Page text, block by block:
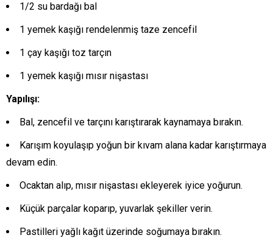
1/2 su bardağı bal
1 yemek kaşığı rendelenmiş taze zencefil
1 çay kaşığı toz tarçın
1 yemek kaşığı mısır nişastası
Yapılışı:
Bal, zencefil ve tarçını karıştırarak kaynamaya bırakın.
Karışım koyulaşıp yoğun bir kıvam alana kadar karıştırmaya
devam edin.
Ocaktan alıp, mısır nişastası ekleyerek iyice yoğurun.
Küçük parçalar koparıp, yuvarlak şekiller verin.
Pastilleri yağlı kağıt üzerinde soğumaya bırakın.